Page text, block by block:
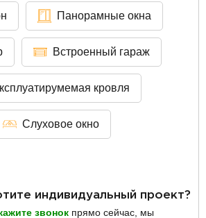
Панорамные окна
Встроенный гараж
кровля
Слуховое окно
индивидуальный проект?
звонок прямо сейчас, мы